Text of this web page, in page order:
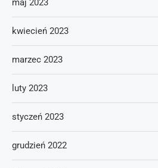
maj 2023
kwiecień 2023
marzec 2023
luty 2023
styczeń 2023
grudzień 2022